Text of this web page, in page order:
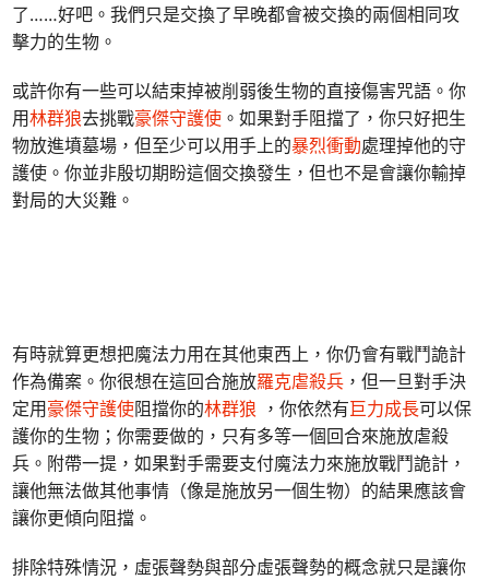
了……好吧。我們只是交換了早晚都會被交換的兩個相同攻
擊力的生物。
或許你有一些可以結束掉被削弱後生物的直接傷害咒語。你
用林群狼去挑戰豪傑守護使 。如果對手阻擋了，你只好把生
物放進墳墓場，但至少可以用手上的暴烈衝動處理掉他的守
護使。你並非殷切期盼這個交換發生，但也不是會讓你輸掉
對局的大災難。
有時就算更想把魔法力用在其他東西上，你仍會有戰鬥詭計
作為備案。你很想在這回合施放羅克虐殺兵 ，但一旦對手決
定用豪傑守護使阻擋你的林群狼 ，你依然有巨力成長可以保
護你的生物；你需要做的，只有多等一個回合來施放虐殺
兵。附帶一提，如果對手需要支付魔法力來施放戰鬥詭計，
讓他無法做其他事情（像是施放另一個生物）的結果應該會
讓你更傾向阻擋。
排除特殊情況，虛張聲勢與部分虛張聲勢的概念就只是讓你